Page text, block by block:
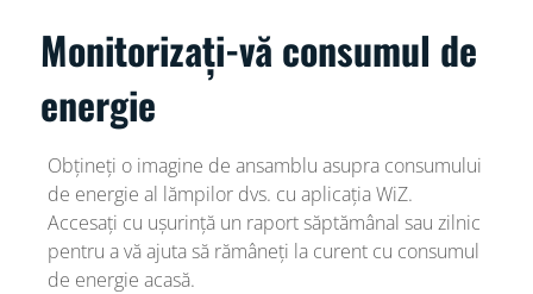
Monitorizați-vă consumul de
energie
Obțineți o imagine de ansamblu asupra consumului
de energie al lămpilor dvs. cu aplicația WiZ.
Accesați cu ușurință un raport săptămânal sau zilnic
pentru a vă ajuta să rămâneți la curent cu consumul
de energie acasă.